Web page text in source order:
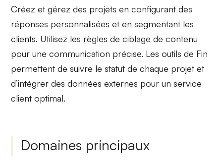
Créez et gérez des projets en configurant des
réponses personnalisées et en segmentant les
clients. Utilisez les règles deciblage de contenu
pour une communication précise. Les outils de Fin
permettent de suivre le statut de chaque projet et
d’intégrer des données externes pour un service
client optimal.
Domaines principaux